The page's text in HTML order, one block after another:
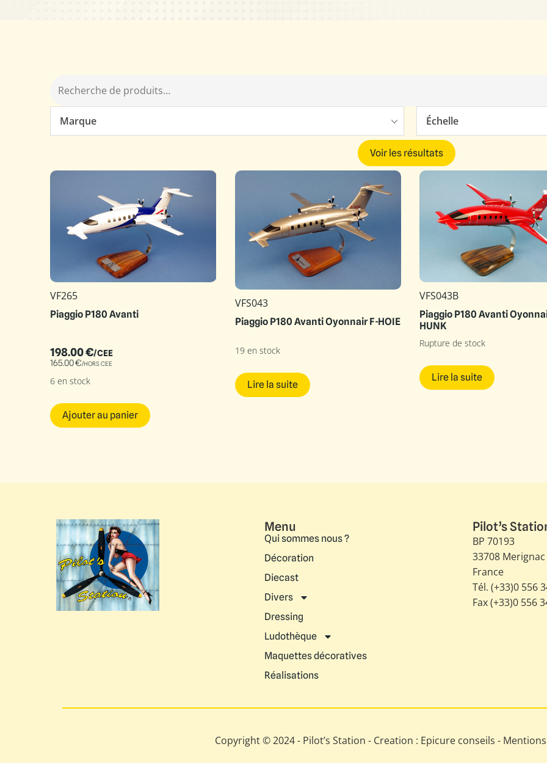
Marque Échelle
Voir les résultats
VF265
Piaggio P180 Avanti
198.00€/CEE
165.00€/HORS CEE
6 en stock
Ajouter au panier
VFS043
Piaggio P180 Avanti Oyonnair F-HOIE
19 en stock
Lire la suite
VFS043B
Piaggio P180 Avanti
HUNK
Rupture de stock
Lire la suite
Menu
Qui sommes nous ?
Décoration
Diecast
Divers
Dressing
Ludothèque
Maquettes décoratives
Réalisations
Pilot’s
BP 70193
33708
France
Tél. (+33)0 556
Fax (+33)0 556
Copyright © 2024 - Pilot’s Station - Creation : Epicure conseils -